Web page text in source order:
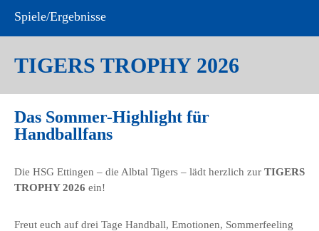
Spiele/Ergebnisse
TIGERS TROPHY 2026
Das Sommer-Highlight für
Handballfans
Die HSG Ettingen – die Albtal Tigers – lädt herzlich zur TIGERS
TROPHY 2026 ein!
Freut euch auf drei Tage Handball, Emotionen, Sommerfeeling